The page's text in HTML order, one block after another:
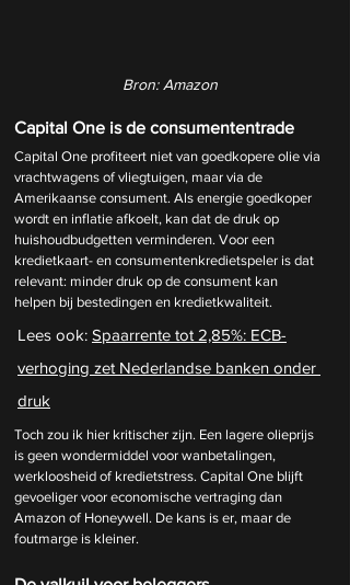
Bron: Amazon
Capital One is de consumententrade
Capital One profiteert niet van goedkopere olie via
vrachtwagens of vliegtuigen, maar via de
Amerikaanse consument. Als energie goedkoper
wordt en inflatie afkoelt, kan dat de druk op
huishoudbudgetten verminderen. Voor een
kredietkaart- en consumentenkredietspeler is dat
relevant: minder druk op de consument kan
helpen bij bestedingen en kredietkwaliteit.
Lees ook: Spaarrente tot 2,85%: ECB-
verhoging zet Nederlandse banken onder
druk
Toch zou ik hier kritischer zijn. Een lagere olieprijs
is geen wondermiddel voor wanbetalingen,
werkloosheid of kredietstress. Capital One blijft
gevoeliger voor economische vertraging dan
Amazon of Honeywell. De kans is er, maar de
foutmarge is kleiner.